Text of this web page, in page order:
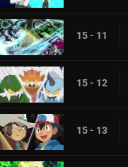
15 - 11
15 - 12
15 - 13